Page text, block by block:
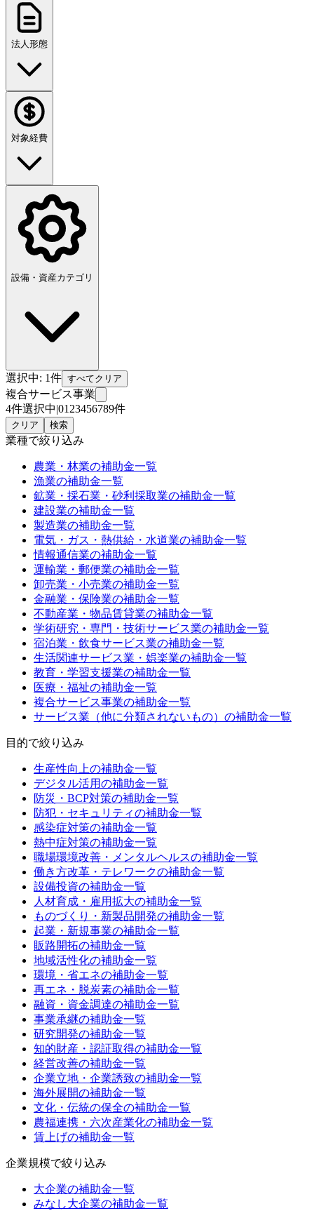
法人形態
対象経費
設備・資産カテゴリ
選択中: 1件 すべてクリア
複合サービス事業
4件選択中|01 23456789件
クリア 検索
業種で絞り込み
農業・林業の補助金一覧
漁業の補助金一覧
鉱業・採石業・砂利採取業の補助金一覧
建設業の補助金一覧
製造業の補助金一覧
電気・ガス・熱供給・水道業の補助金一覧
情報通信業の補助金一覧
運輸業・郵便業の補助金一覧
卸売業・小売業の補助金一覧
金融業・保険業の補助金一覧
不動産業・物品賃貸業の補助金一覧
学術研究・専門・技術サービス業の補助金一覧
宿泊業・飲食サービス業の補助金一覧
生活関連サービス業・娯楽業の補助金一覧
教育・学習支援業の補助金一覧
医療・福祉の補助金一覧
複合サービス事業の補助金一覧
サービス業（他に分類されないもの） の補助金一覧
目的で絞り込み
生産性向上の補助金一覧
デジタル活用の補助金一覧
防災・BCP対策の補助金一覧
防犯・セキュリティの補助金一覧
感染症対策の補助金一覧
熱中症対策の補助金一覧
職場環境改善・メンタルヘルスの補助金一覧
働き方改革・テレワークの補助金一覧
設備投資の補助金一覧
人材育成・雇用拡大の補助金一覧
ものづくり・新製品開発の補助金一覧
起業・新規事業の補助金一覧
販路開拓の補助金一覧
地域活性化の補助金一覧
環境・省エネの補助金一覧
再エネ・脱炭素の補助金一覧
融資・資金調達の補助金一覧
事業承継の補助金一覧
研究開発の補助金一覧
知的財産・認証取得の補助金一覧
経営改善の補助金一覧
企業立地・企業誘致の補助金一覧
海外展開の補助金一覧
文化・伝統の保全の補助金一覧
農福連携・六次産業化の補助金一覧
賃上げの補助金一覧
企業規模で絞り込み
大企業の補助金一覧
みなし大企業の補助金一覧